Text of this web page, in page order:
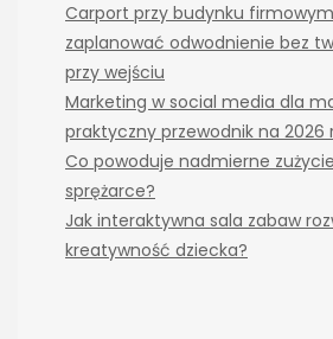
Carport przy budynku
zaplanować odwodnienie bez
przy wejściu
Marketing w social media dla
praktyczny przewodnik na 2026
Co powoduje nadmierne
sprężarce?
Jak interaktywna sala zabaw
kreatywność dziecka?